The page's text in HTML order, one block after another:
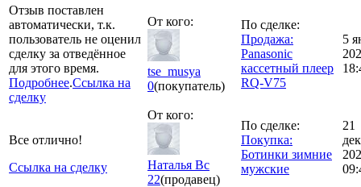
Отзыв поставлен
автоматически, т.к.
пользователь не оценил
сделку за отведённое
для этого время.
Подробнее.Ссылка на
сделку
От кого:
tse_musya
0(покупатель)
По сделке:
Продажа:
Panasonic
кассетный плеер
RQ-V75
5
Все отлично!
Ссылка на сделку
От кого:
Наталья Вс
22(продавец)
По сделке:
Покупка:
Ботинки зимние
мужские
21
дек